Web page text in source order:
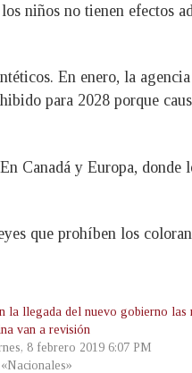
niños no tienen efectos
En enero, la
para 2028 porque
Canadá y Europa, donde
que prohíben los
la llegada del nuevo gobierno las
van a revisión
8 febrero 2019 6:07 PM